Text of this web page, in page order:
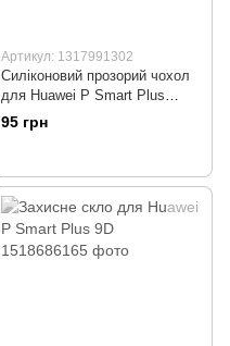
Артикул: 1317991302
Силіконовий прозорий чохол
для Huawei P Smart Plus
(бампер)
95 грн